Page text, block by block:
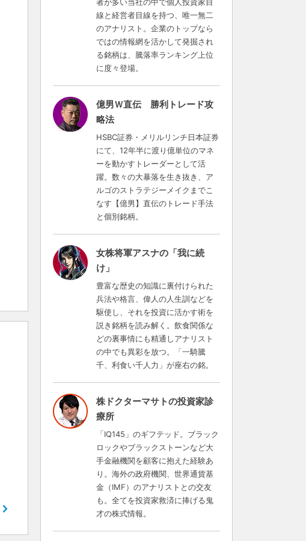
線と経営者目線を持つ、唯一無二
のアナリスト。企業のトップなら
ではの情報網を活かして発掘され
る銘柄は、騰落率ランキング上位
に度々登場。
億男Ｗ直伝 勝利トレード攻
略法
HSBC証券・メリルリンチ日本証券
にて、12年半に渡り億単位のマネ
ーを動かすトレーダーとして活
躍。数々の大暴落を生き抜き、ア
ルゴのストラテジーメイクまでこ
なす【億男】直伝のトレード手法
と個別銘柄。
女株将軍アスナの「我に続
け」
豊富な歴史の知識に裏付けられた
兵法や格言、偉人の人生訓などを
駆使し、それを投資に活かす術を
説き銘柄を読み解く。飲食関係な
どの裏事情にも精通しアナリスト
の中でも異彩を放つ。「一騎騰
千、利食い千人力」が座右の銘。
株ドクターマサトの投資家診
療所
「IQ145」のギフテッド。ブラック
ロックやブラックストーンなど大
手金融機関を顧客に抱えた経験あ
り。海外の政府機関、世界通貨基
金（IMF）のアナリストとの交友
も。全てを投資家救済に捧げる鬼
才の株式情報。